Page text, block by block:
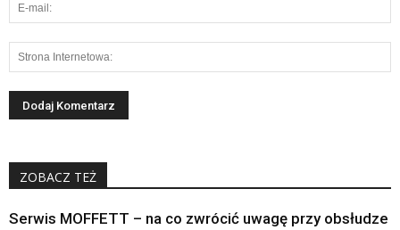
ZOBACZ TEŻ
Serwis MOFFETT – na co zwrócić uwagę przy obsłudze